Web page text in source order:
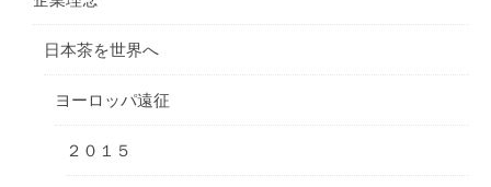
日本茶を世界へ
ヨーロッパ遠征
２０１５